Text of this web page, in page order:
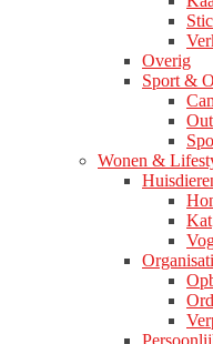
Overig
Sport &
Wonen &
Kat